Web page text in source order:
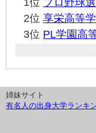
1位 プロ野球
2位 享栄高等
3位 PL学園高
姉妹サイト
有名人の出身大学ランキ